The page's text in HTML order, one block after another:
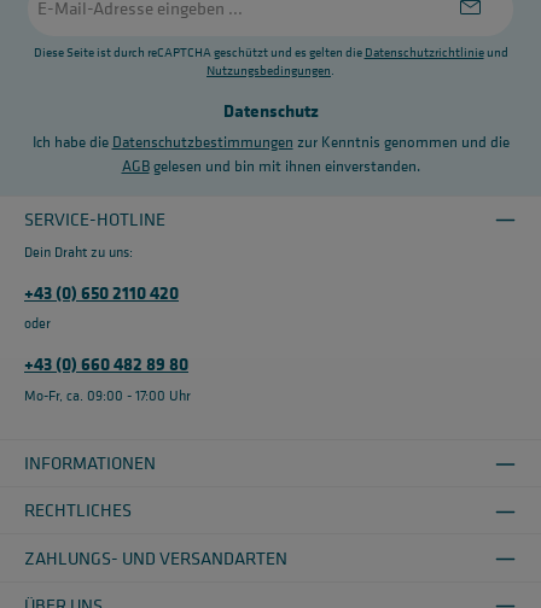
Mail-
*Diese Seite ist durch reCAPTCHA geschützt und es gelten die Datenschutzrichtlinieund
Nutzungsbedingungen.
Datenschutz
Ich habe die Datenschutzbestimmungen
zur Kenntnis genommen und die
AGBgelesen und bin mit ihnen einverstanden.
SERVICE-HOTLINE
Dein Draht zu uns:
+43 (0) 650 2110 420
oder
+43 (0) 660 482 89 80
Mo-Fr, ca. 09:00 - 17:00 Uhr
INFORMATIONEN
RECHTLICHES
ZAHLUNGS- UND VERSANDARTEN